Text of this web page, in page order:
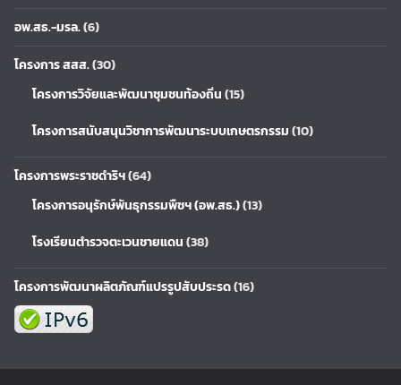
อพ.สธ.-มรล.(6)
โครงการ สสส.(30)
โครงการวิจัยและพัฒนาชุมชนท้องถิ่น(15)
โครงการสนับสนุนวิชาการพัฒนาระบบเกษตรกรรม(10)
โครงการพระราชดำริฯ(64)
โครงการอนุรักษ์พันธุกรรมพืชฯ (อพ.สธ.)(13)
โรงเรียนตำรวจตะเวนชายแดน(38)
โครงการพัฒนาผลิตภัณฑ์แปรรูปสับประรด(16)